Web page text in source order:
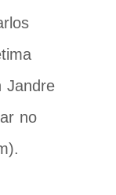
Jandre
no